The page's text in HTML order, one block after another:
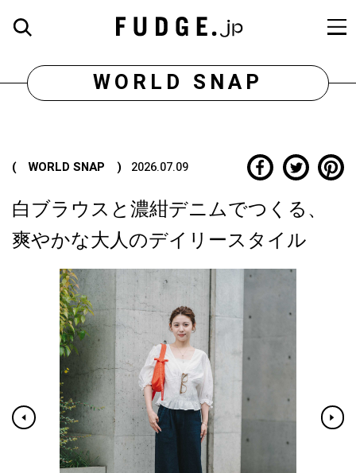
WORLD SNAP
( WORLD SNAP ) 2026.07.09
白ブラウスと濃紺デニムでつくる、
爽やかな大人のデイリースタイル